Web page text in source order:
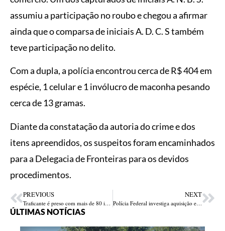
assumiu a participação no roubo e chegou a afirmar
ainda que o comparsa de iniciais A. D. C. S também
teve participação no delito.
Com a dupla, a polícia encontrou cerca de R$ 404 em
espécie, 1 celular e 1 invólucro de maconha pesando
cerca de 13 gramas.
Diante da constatação da autoria do crime e dos
itens apreendidos, os suspeitos foram encaminhados
para a Delegacia de Fronteiras para os devidos
procedimentos.
PREVIOUS
Traficante é preso com mais de 80 invólucros de droga na Vila Projeto Mandacaru em Teresina
NEXT
Polícia Federal investiga aquisição e armazenamentos de material pornográfico infantojuvenil em Bertolínia no Piauí
ÚLTIMAS NOTÍCIAS